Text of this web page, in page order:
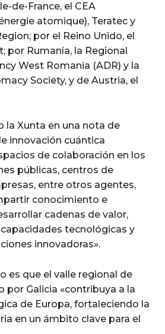
de-France, el CEA
atomique), Teratec y
por el Reino Unido, el
por Rumanía, la Regional
West Romania (ADR) y la
Society, y de Austria, el
la Xunta en una nota de
innovación cuántica
de colaboración en los
públicas, centros de
entre otros agentes,
conocimiento e
cadenas de valor,
tecnológicas y
innovadoras».
es que el valle regional de
por Galicia «contribuya a la
de Europa, fortaleciendo la
en un ámbito clave para el